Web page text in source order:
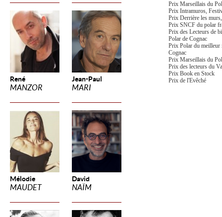
René
MANZOR
Jean-Paul
MARI
Mélodie
MAUDET
David
NAÏM
Prix Marseillais du
Prix Intramuros,
Prix Derrière les
Prix SNCF du polar
Prix des Lecteurs de
Polar de Cognac
Prix Polar du meilleur
Cognac
Prix Marseillais du
Prix des lecteurs du
Prix Book en Stock
Prix de l'Evêché